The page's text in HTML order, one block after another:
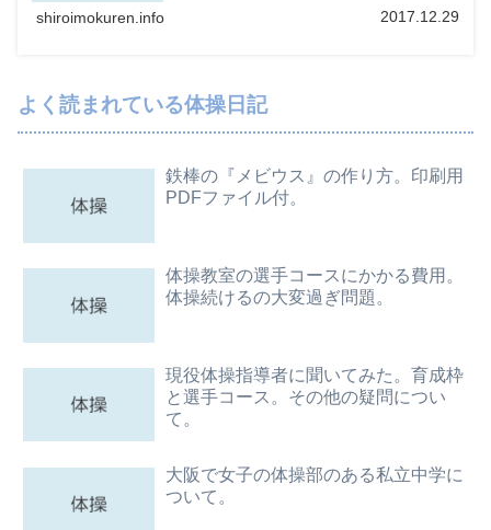
shiroimokuren.info 2017.12.29
よく読まれている体操日記
鉄棒の『メビウス』の作り方。印刷用
PDFファイル付。
体操教室の選手コースにかかる費用。
体操続けるの大変過ぎ問題。
現役体操指導者に聞いてみた。育成枠
と選手コース。その他の疑問につい
て。
大阪で女子の体操部のある私立中学に
ついて。